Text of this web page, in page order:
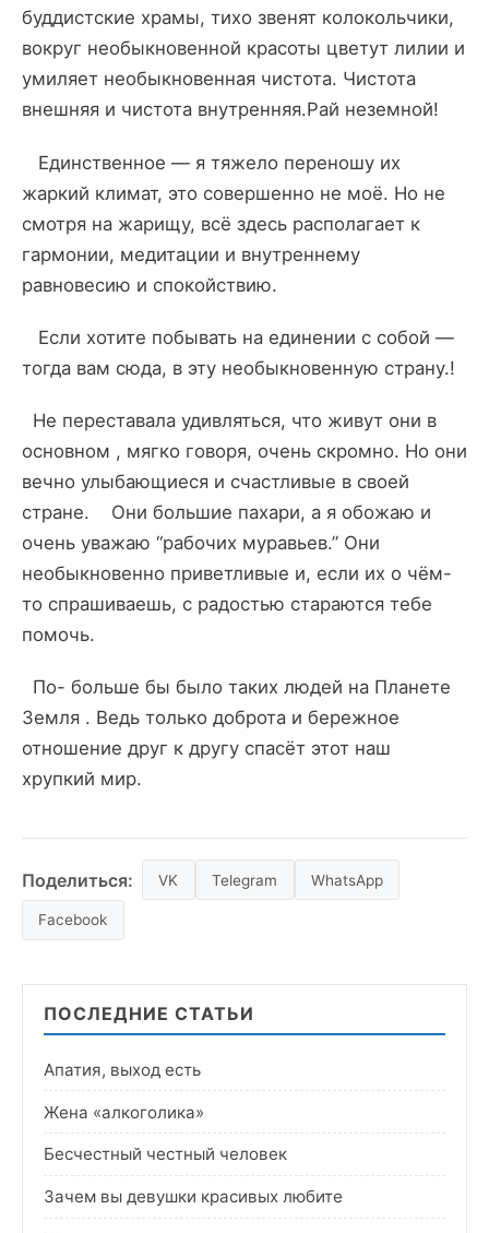
буддистские храмы, тихо звенят колокольчики,
вокруг необыкновенной красоты цветут лилии и
умиляет необыкновенная чистота. Чистота
внешняя и чистота внутренняя.Рай неземной!
Единственное — я тяжело переношу их
жаркий климат, это совершенно не моё. Но не
смотря на жарищу, всё здесь располагает к
гармонии, медитации и внутреннему
равновесию и спокойствию.
Если хотите побывать на единении с собой —
тогда вам сюда, в эту необыкновенную страну.!
Не переставала удивляться, что живут они в
основном , мягко говоря, очень скромно. Но они
вечно улыбающиеся и счастливые в своей
стране. Они большие пахари, а я обожаю и
очень уважаю “рабочих муравьев.” Они
необыкновенно приветливые и, если их о чём-
то спрашиваешь, с радостью стараются тебе
помочь.
По- больше бы было таких людей на Планете
Земля . Ведь только доброта и бережное
отношение друг к другу спасёт этот наш
хрупкий мир.
Поделиться: VK Telegram WhatsApp
Facebook
ПОСЛЕДНИЕ СТАТЬИ
Апатия, выход есть
Жена «алкоголика»
Бесчестный честный человек
Зачем вы девушки красивых любите